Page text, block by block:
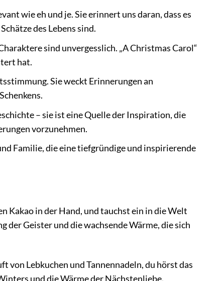
wie eh und je. Sie erinnert uns daran, dass es
des Lebens sind.
sind unvergesslich. „A Christmas Carol“
hat.
Sie weckt Erinnerungen an
– sie ist eine Quelle der Inspiration, die
vorzunehmen.
Familie, die eine tiefgründige und inspirierende
Kakao in der Hand, und tauchst ein in die Welt
der Geister und die wachsende Wärme, die sich
von Lebkuchen und Tannennadeln, du hörst das
und die Wärme der Nächstenliebe.